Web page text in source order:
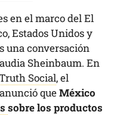
en el marco del El
Estados Unidos y
una conversación
Sheinbaum. En
Social, el
queMéxico
sobre los productos